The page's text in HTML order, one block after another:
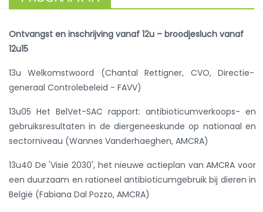
Ontvangst en inschrijving vanaf 12u – broodjesluch vanaf
12u15
13u Welkomstwoord (Chantal Rettigner, CVO, Directie-
generaal Controlebeleid - FAVV)
13u05 Het BelVet-SAC rapport: antibioticumverkoops- en
gebruiksresultaten in de diergeneeskunde op nationaal en
sectorniveau (Wannes Vanderhaeghen, AMCRA)
13u40 De 'Visie 2030', het nieuwe actieplan van AMCRA voor
een duurzaam en rationeel antibioticumgebruik bij dieren in
België (Fabiana Dal Pozzo, AMCRA)